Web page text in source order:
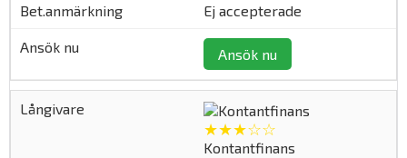
Ej accepterade
Ansök nu
★★★☆☆
Kontantfinans